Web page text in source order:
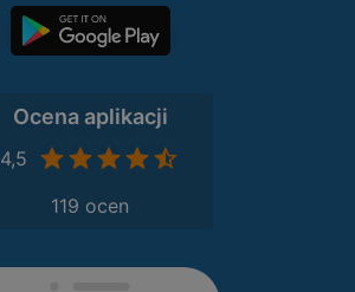
Ocena aplikacji
4,5
119 ocen